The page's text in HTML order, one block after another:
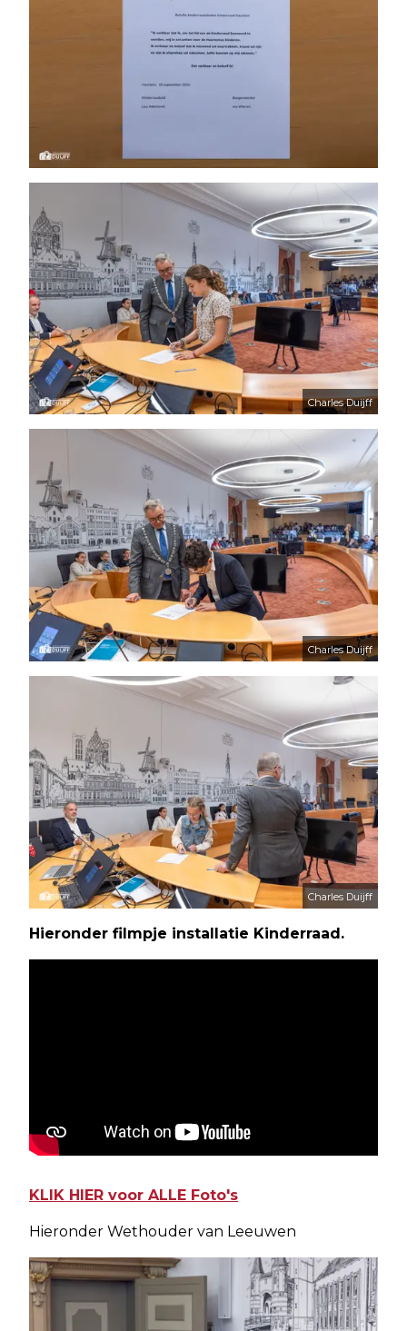
Charles Duijff
Charles Duijff
Charles Duijff
Hieronder filmpje installatie Kinderraad.
KLIK HIER voor ALLE Foto's
Hieronder Wethouder van Leeuwen